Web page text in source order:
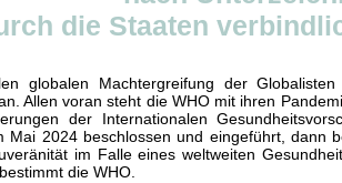
die Staaten
globalen Machtergreifung der
Allen voran steht die WHO mit ihren
der Internationalen
Mai 2024 beschlossen und eingeführt, dann
im Falle eines weltweiten
die WHO.